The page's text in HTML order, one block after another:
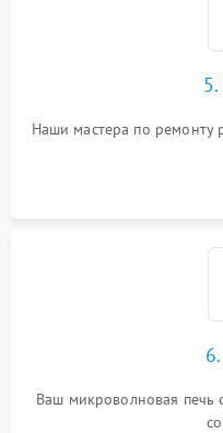
Наши мастера по ремонту
Ваш микроволновая печь